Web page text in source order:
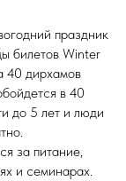
праздник
билетов Winter
40 дирхамов
в 40
до 5 лет и люди
за питание,
и семинарах.